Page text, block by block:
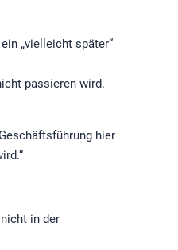
„vielleicht später“
passieren wird.
hier
in der